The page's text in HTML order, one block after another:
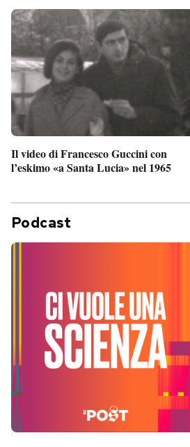
Il video di Francesco Guccini con
l’eskimo «a Santa Lucia» nel 1965
Podcast